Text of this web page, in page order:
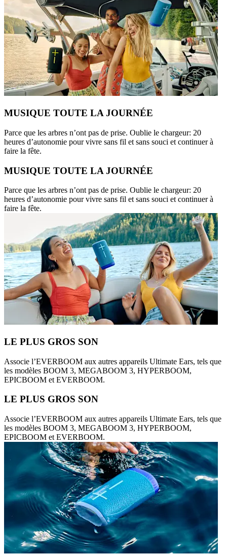
MUSIQUE TOUTE LA JOURNÉE
Parce que les arbres n’ont pas de prise. Oublie le chargeur: 20
heures d’autonomie pour vivre sans fil et sans souci et continuer à
faire la fête.
MUSIQUE TOUTE LA JOURNÉE
Parce que les arbres n’ont pas de prise. Oublie le chargeur: 20
heures d’autonomie pour vivre sans fil et sans souci et continuer à
faire la fête.
LE PLUS GROS SON
Associe l’EVERBOOM aux autres appareils Ultimate Ears, tels que
les modèles BOOM 3, MEGABOOM 3, HYPERBOOM,
EPICBOOM et EVERBOOM.
LE PLUS GROS SON
Associe l’EVERBOOM aux autres appareils Ultimate Ears, tels que
les modèles BOOM 3, MEGABOOM 3, HYPERBOOM,
EPICBOOM et EVERBOOM.